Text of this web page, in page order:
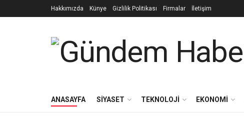
Hakkımızda Künye Gizlilik Politikası Firmalar İletişim
ANASAYFA SIYASET TEKNOLOJI EKONOMI